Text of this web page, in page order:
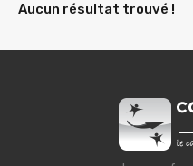
Aucun résultat trouvé !